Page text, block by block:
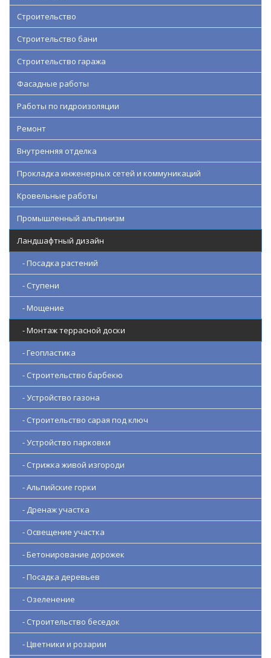
Строительство
Строительство бани
Строительство гаража
Фасадные работы
Работы по гидроизоляции
Ремонт
Внутренняя отделка
Прокладка инженерных сетей и коммуникаций
Кровельные работы
Промышленный альпинизм
Ландшафтный дизайн
- Посадка растений
- Ступени
- Мощение
- Монтаж террасной доски
- Геопластика
- Строительство барбекю
- Устройство газона
- Строительство сарая под ключ
- Устройство парковки
- Стрижка живой изгороди
- Альпийские горки
- Дренаж участка
- Освещение участка
- Бетонирование дорожек
- Посадка деревьев
- Озеленение
- Строительство беседок
- Цветники и розарии